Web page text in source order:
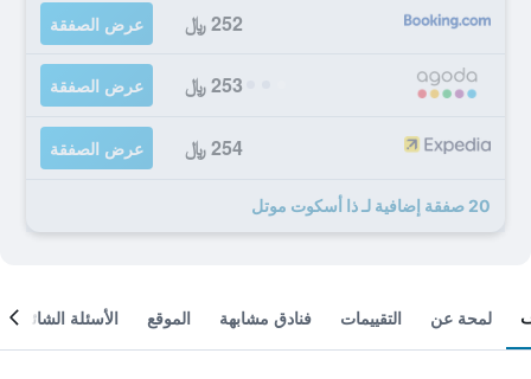
252 ﷼ عرض الصفقة
253 ﷼ عرض الصفقة
254 ﷼ عرض الصفقة
20 صفقة إضافية لـ ذا أسكوت موتل
لمحة عن التقييمات فنادق مشابهة الموقع الأسئلة الشائعة